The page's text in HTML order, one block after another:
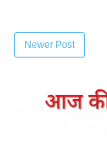
Newer Post